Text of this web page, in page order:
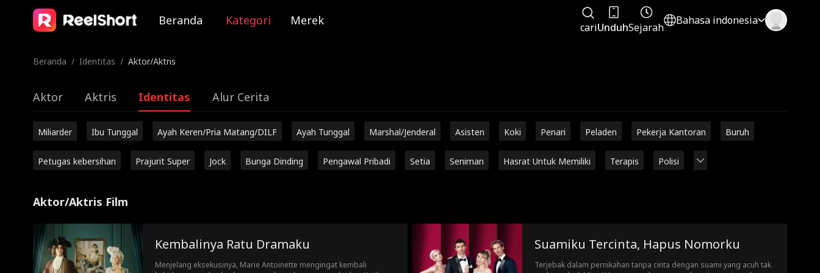
Beranda Kategori Merek cariUnduhSejarah
Bahasa indonesia
Beranda / Identitas / Aktor/Aktris
Aktor Aktris Identitas Alur Cerita
Miliarder Ibu Tunggal Ayah Keren/Pria Matang/DILF Ayah Tunggal Marshal/Jenderal Asisten Koki Penari Peladen Pekerja Kantoran Buruh
Petugas kebersihan Prajurit Super Jock Bunga Dinding Pengawal Pribadi Setia Seniman Hasrat Untuk Memiliki Terapis Polisi
Aktor/Aktris Film
Kembalinya Ratu Dramaku
Menjelang eksekusinya, Marie Antoinette mengingat kembali
Suamiku Tercinta, Hapus Nomorku
Terjebak dalam pernikahan tanpa cinta dengan suami yang acuh tak